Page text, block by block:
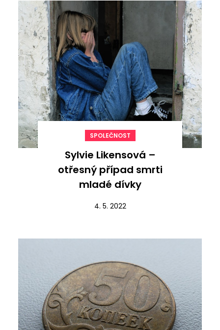
SPOLEČNOST
Sylvie Likensová –
otřesný případ smrti
mladé dívky
4. 5. 2022